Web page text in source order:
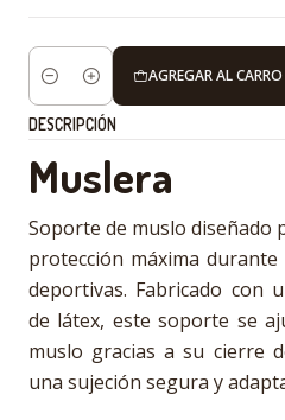
Cantidad
AGREGAR AL CARRO
DESCRIPCIÓN
Muslera
Soporte de muslo diseñado
protección máxima
deportivas. Fabricado con
de látex, este soporte se
muslo gracias a su cierre
una sujeción segura y